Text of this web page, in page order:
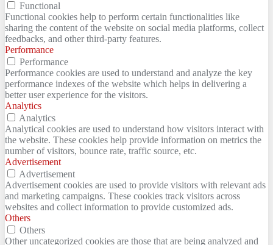
Functional
Functional cookies help to perform certain functionalities like
sharing the content of the website on social media platforms, collect
feedbacks, and other third-party features.
Performance
Performance
Performance cookies are used to understand and analyze the key
performance indexes of the website which helps in delivering a
better user experience for the visitors.
Analytics
Analytics
Analytical cookies are used to understand how visitors interact with
the website. These cookies help provide information on metrics the
number of visitors, bounce rate, traffic source, etc.
Advertisement
Advertisement
Advertisement cookies are used to provide visitors with relevant ads
and marketing campaigns. These cookies track visitors across
websites and collect information to provide customized ads.
Others
Others
Other uncategorized cookies are those that are being analyzed and